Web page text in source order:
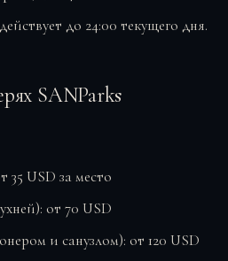
до 24:00 текущего дня.
SANParks
35 USD за место
от 70 USD
и санузлом): от 120 USD